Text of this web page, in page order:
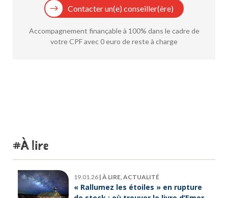
Contacter un(e) conseiller(ère)
Accompagnement finançable à 100% dans le cadre de
votre CPF avec 0 euro de reste à charge
À lire
19.01.26 | À LIRE, ACTUALITÉ
« Rallumez les étoiles » en rupture